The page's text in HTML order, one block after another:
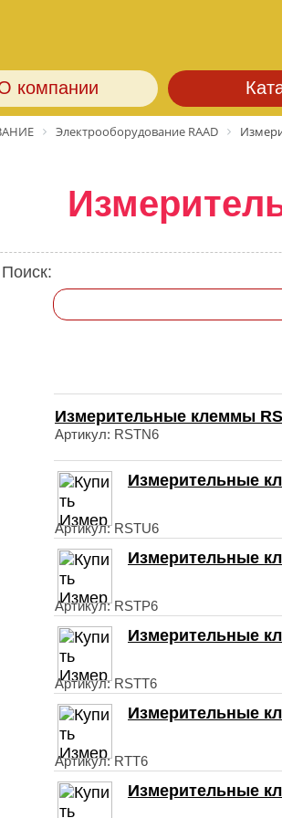
компании
Электрооборудование RAAD
Поиск:
Измерительные клеммы
Артикул: RSTN6
Измерительные
Артикул: RSTU6
Измерительные
Артикул: RSTP6
Измерительные
Артикул: RSTT6
Измерительные
Артикул: RTT6
Измерительные